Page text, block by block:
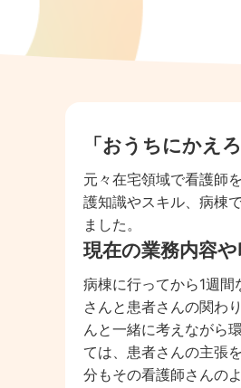
「おうちにかえ
元々在宅領域で看護師
護知識やスキル、病棟
ました。
現在の業務内容
病棟に行ってから1週
さんと患者さんの関わ
んと一緒に考えながら
ては、患者さんの主張
分もその看護師さんの